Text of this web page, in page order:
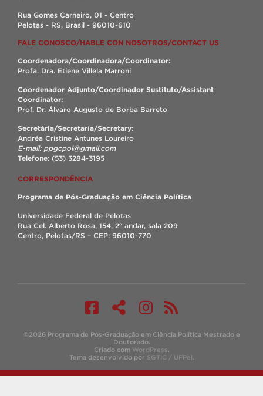
Rua Gomes Carneiro, 01 - Centro
Pelotas - RS, Brasil - 96010-610
FALE CONOSCO/HABLE CON NOSOTROS/CONTACT US
Coordenadora/Coordinadora/Coordinator:
Profa. Dra. Etiene Villela Marroni
Coordenador Adjunto/Coordinador Sustituto/Assistant
Coordinator:
Prof. Dr. Álvaro Augusto de Borba Barreto
Secretária/Secretaría/Secretary:
Andréa Cristine Antunes Loureiro
E-mail: ppgcpol@gmail.com
Telefone: (53) 3284-3195
CORRESPONDÊNCIA
Programa de Pós-Graduação em Ciência Política
Universidade Federal de Pelotas
Rua Cel. Alberto Rosa, 154, 2º andar, sala 209
Centro, Pelotas/RS – CEP: 96010-770
©2026 Programa de Pós-Graduação em Ciência Política Mestrado e
Doutorado.
Criado com WordPress.
Tema desenvolvido por SGTIC / UFPel.